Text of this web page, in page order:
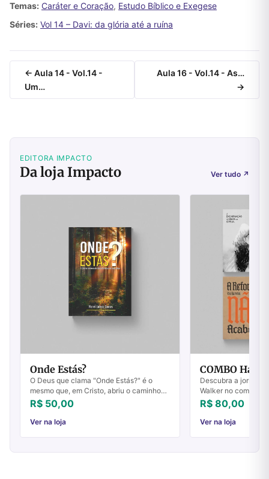
Temas: Caráter e Coração, Estudo Bíblico e Exegese
Séries: Vol 14 – Davi: da glória até a ruína
← Aula 14 - Vol.14 -
Um…
Aula 16 - Vol.14 - As…
→
EDITORA IMPACTO
Da loja Impacto Ver tudo ↗
Onde Estás?
O Deus que clama "Onde Estás?" é o
mesmo que, em Cristo, abriu o caminho
para que possamos voltar ao"jardim' - ao
"Lugar do Encontro" - ao lugar de
comunhão ...
R$ 50,00
Ver na loja
COMBO
Descubra a jornada
Walker no combate
inabalável.
hoje!
R$ 80,00
Ver na loja